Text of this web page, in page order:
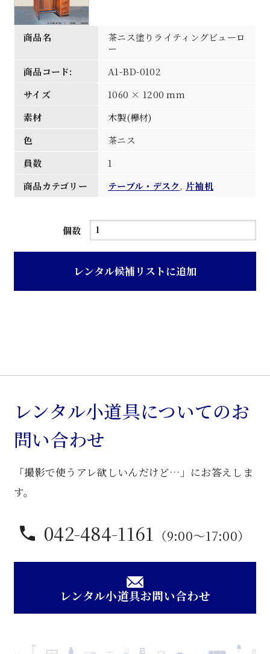
商品名
茶ニス塗りライティングビューロ
ー
商品コード:
A1-BD-0102
サイズ
1060 × 1200 mm
素材
木製(欅材)
色
茶ニス
員数
1
商品カテゴリー
テーブル・デスク, 片袖机
個数
茶
塗
グ
ビ
ュ
ロ
レンタル候補リストに追加
レンタル小道具についてのお
問い合わせ
「撮影で使うアレ欲しいんだけど…」にお答えしま
す。
042-484-1161 （9:00〜17:00）
レンタル小道具お問い合わせ